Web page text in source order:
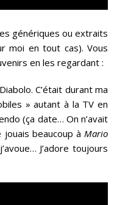
génériques ou extraits
moi en tout cas). Vous
en les regardant :
C’était durant ma
» autant à la TV en
(ça date… On n’avait
jouais beaucoup à Mario
J’adore toujours